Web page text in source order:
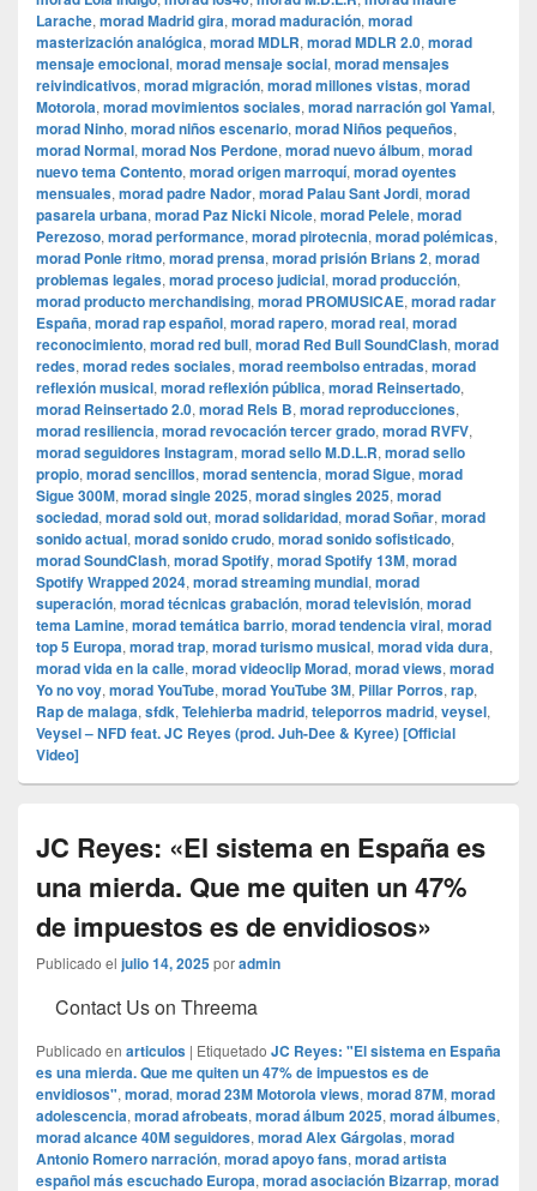
Larache, morad Madrid gira, morad maduración, morad
masterización analógica, morad MDLR, morad MDLR 2.0, morad
mensaje emocional, morad mensaje social, morad mensajes
reivindicativos, morad migración, morad millones vistas, morad
Motorola, morad movimientos sociales, morad narración gol Yamal,
morad Ninho, morad niños escenario, morad Niños pequeños,
morad Normal, morad Nos Perdone, morad nuevo álbum, morad
nuevo tema Contento, morad origen marroquí, morad oyentes
mensuales, morad padre Nador, morad Palau Sant Jordi, morad
pasarela urbana, morad Paz Nicki Nicole, morad Pelele, morad
Perezoso, morad performance, morad pirotecnia, morad polémicas,
morad Ponle ritmo, morad prensa, morad prisión Brians 2, morad
problemas legales, morad proceso judicial, morad producción,
morad producto merchandising, morad PROMUSICAE, morad radar
España, morad rap español, morad rapero, morad real, morad
reconocimiento, morad red bull, morad Red Bull SoundClash, morad
redes, morad redes sociales, morad reembolso entradas, morad
reflexión musical, morad reflexión pública, morad Reinsertado,
morad Reinsertado 2.0, morad Rels B, morad reproducciones,
morad resiliencia, morad revocación tercer grado, morad RVFV,
morad seguidores Instagram, morad sello M.D.L.R, morad sello
propio, morad sencillos, morad sentencia, morad Sigue, morad
Sigue 300M, morad single 2025, morad singles 2025, morad
sociedad, morad sold out, morad solidaridad, morad Soñar, morad
sonido actual, morad sonido crudo, morad sonido sofisticado,
morad SoundClash, morad Spotify, morad Spotify 13M, morad
Spotify Wrapped 2024, morad streaming mundial, morad
superación, morad técnicas grabación, morad televisión, morad
tema Lamine, morad temática barrio, morad tendencia viral, morad
top 5 Europa, morad trap, morad turismo musical, morad vida dura,
morad vida en la calle, morad videocli‏p Morad, morad views, morad
Yo no voy, morad YouTube, morad YouTube 3M, Pillar Porros, rap,
Rap de malaga, sfdk, Telehierba madrid, teleporros madrid, veysel,
Veysel – NFD feat. JC Reyes (prod. Juh-Dee & Kyree) [Official
Video]
JC Reyes: «El sistema en España es
una mierda. Que me quiten un 47%
de impuestos es de envidiosos»
Publicado el julio 14, 2025poradmin
Contact Us on Threema
Publicado en articulos | Etiquetado JC Reyes: "El sistema en España
es una mierda. Que me quiten un 47% de impuestos es de
envidiosos", morad, morad 23M Motorola views, morad 87M, morad
adolescencia, morad afrobeats, morad álbum 2025, morad álbumes,
morad alcance 40M seguidores, morad Alex Gárgolas, morad
Antonio Romero narración, morad apoyo fans, morad artista
español más escuchado Europa, morad asociación Bizarrap, morad